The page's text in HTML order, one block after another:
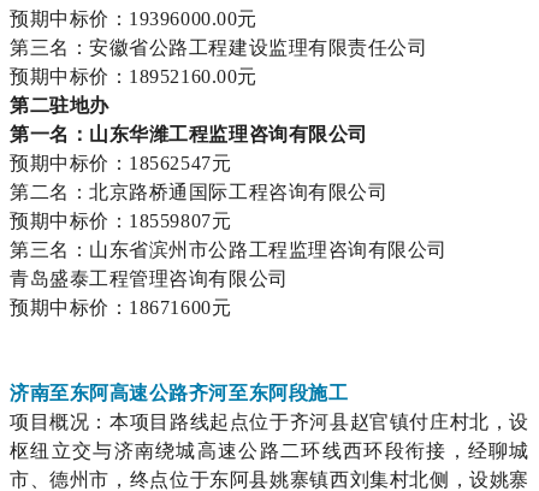
预期中标价：19396000.00元
第三名：安徽省公路工程建设监理有限责任公司
预期中标价：18952160.00元
第二驻地办
第一名：山东华潍工程监理咨询有限公司
预期中标价：18562547元
第二名：北京路桥通国际工程咨询有限公司
预期中标价：18559807元
第三名：山东省滨州市公路工程监理咨询有限公司
青岛盛泰工程管理咨询有限公司
预期中标价：18671600元
济南至东阿高速公路齐河至东阿段施工
项目概况：本项目路线起点位于齐河县赵官镇付庄村北，设
枢纽立交与济南绕城高速公路二环线西环段衔接，经聊城
市、德州市，终点位于东阿县姚寨镇西刘集村北侧，设姚寨